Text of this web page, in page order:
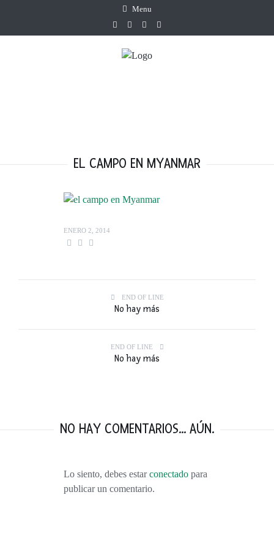
Menu
EL CAMPO EN MYANMAR
ENERO 2, 2014
END OF LINE
No hay más
END OF LINE
No hay más
NO HAY COMENTARIOS... AÚN.
Lo siento, debes estarconectado para
publicar un comentario.